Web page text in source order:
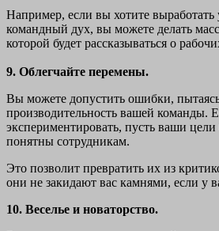
Например, если вы хотите выработать
командный дух, вы можете делать
которой будет рассказываться о
9. Облегчайте перемены.
Вы можете допустить ошибки,
производительность вашей команды.
экспериментировать, пусть ваши цели
понятны сотрудникам.
Это позволит превратить их из
они не закидают вас камнями, если у
10. Веселье и новаторство.